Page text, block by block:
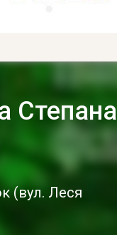
Степана
(вул. Леся